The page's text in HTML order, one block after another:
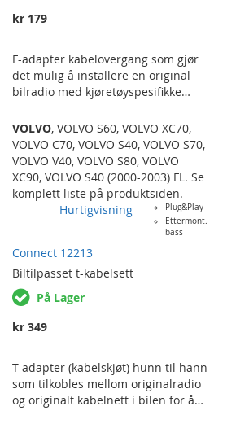
kr 179
F-adapter kabelovergang som gjør
det mulig å installere en original
bilradio med kjøretøyspesifikke
kontakt eller med mulighet for iso-
kontakt med egen overgang. Med
andre ord i så og si hvilken som
helst annen bil enn radioen er
tenkt til opprinnelig. Det er også
mulig å bruke F-adapteret til å
ettermontere handsfree-utstyr som
tilkoblinger i kjøretøy med
spesifikke tilkoblinger og samtidig
beholde den originale radioen.
VOLVO C70…
VOLVO, VOLVO S60, VOLVO XC70,
VOLVO C70, VOLVO S40, VOLVO S70,
VOLVO V40, VOLVO S80, VOLVO
XC90, VOLVO S40 (2000-2003) FL. Se
komplett liste på produktsiden.
Hurtigvisning
Plug&Play
Ettermont.
bass
Connect 12213
Biltilpasset t-kabelsett
På Lager
kr 349
T-adapter (kabelskjøt) hunn til hann
som tilkobles mellom originalradio
og originalt kabelnett i bilen for å